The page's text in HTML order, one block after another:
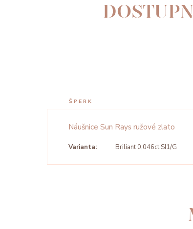
ŠPERK
Náušnice Sun Rays ružové zlato
Varianta: Briliant 0,046ct SI1/G